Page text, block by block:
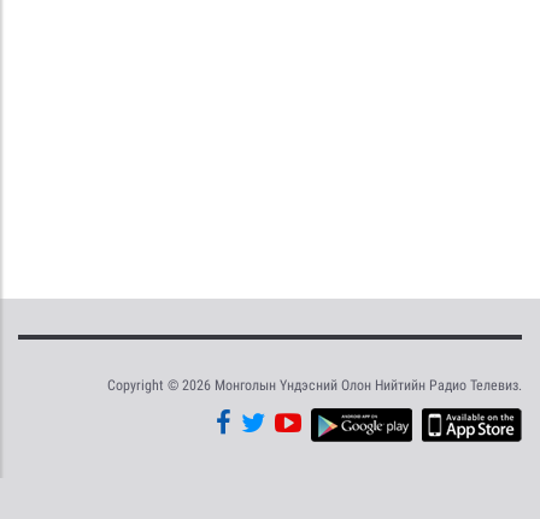
Copyright © 2026 Монголын Үндэсний Олон Нийтийн Радио Телевиз.